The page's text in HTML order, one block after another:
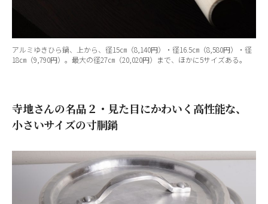
アルミゆきひら鍋、上から、径15㎝（8,140円）・径16.5㎝（8,580円）・径
18㎝（9,790円）。最大の径27㎝（20,020円）まで、ほかに5サイズある。
寺地さんの名品２・見た目にかわいく高性能な、
小さいサイズの寸胴鍋